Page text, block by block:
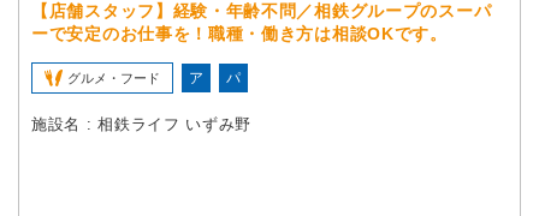
【店舗スタッフ】経験・年齢不問／相鉄グループのスーパ
ーで安定のお仕事を！職種・働き方は相談OKです。
グルメ・フード ア パ
施設名 : 相鉄ライフ いずみ野